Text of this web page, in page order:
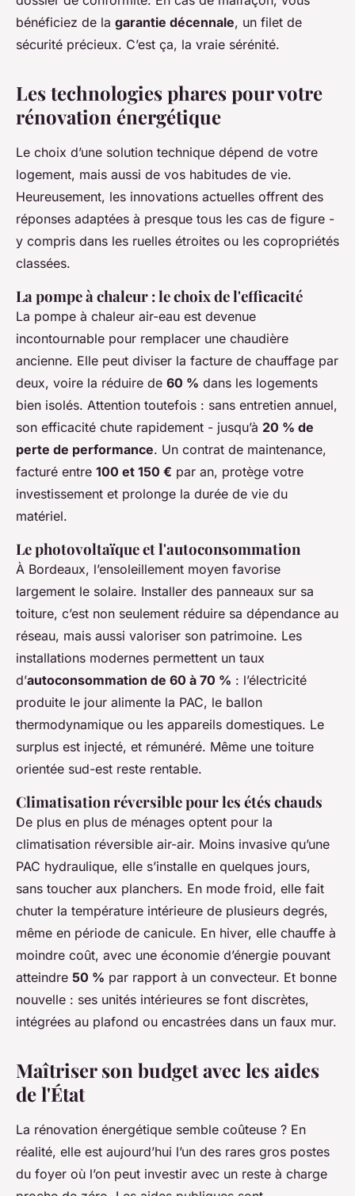
bénéficiez de la garantie décennale, un filet de
sécurité précieux. C’est ça, la vraie sérénité.
Les technologies phares pour votre
rénovation énergétique
Le choix d’une solution technique dépend de votre
logement, mais aussi de vos habitudes de vie.
Heureusement, les innovations actuelles offrent des
réponses adaptées à presque tous les cas de figure -
y compris dans les ruelles étroites ou les copropriétés
classées.
La pompe à chaleur : le choix de l'efficacité
La pompe à chaleur air-eau est devenue
incontournable pour remplacer une chaudière
ancienne. Elle peut diviser la facture de chauffage par
deux, voire la réduire de 60 % dans les logements
bien isolés. Attention toutefois : sans entretien annuel,
son efficacité chute rapidement - jusqu’à 20 % de
perte de performance. Un contrat de maintenance,
facturé entre 100 et 150 € par an, protège votre
investissement et prolonge la durée de vie du
matériel.
Le photovoltaïque et l'autoconsommation
À Bordeaux, l’ensoleillement moyen favorise
largement le solaire. Installer des panneaux sur sa
toiture, c’est non seulement réduire sa dépendance au
réseau, mais aussi valoriser son patrimoine. Les
installations modernes permettent un taux
d’autoconsommation de 60 à 70 % : l’électricité
produite le jour alimente la PAC, le ballon
thermodynamique ou les appareils domestiques. Le
surplus est injecté, et rémunéré. Même une toiture
orientée sud-est reste rentable.
Climatisation réversible pour les étés chauds
De plus en plus de ménages optent pour la
climatisation réversible air-air. Moins invasive qu’une
PAC hydraulique, elle s’installe en quelques jours,
sans toucher aux planchers. En mode froid, elle fait
chuter la température intérieure de plusieurs degrés,
même en période de canicule. En hiver, elle chauffe à
moindre coût, avec une économie d’énergie pouvant
atteindre 50 % par rapport à un convecteur. Et bonne
nouvelle : ses unités intérieures se font discrètes,
intégrées au plafond ou encastrées dans un faux mur.
Maîtriser son budget avec les aides
de l'État
La rénovation énergétique semble coûteuse ? En
réalité, elle est aujourd’hui l’un des rares gros postes
du foyer où l’on peut investir avec un reste à charge